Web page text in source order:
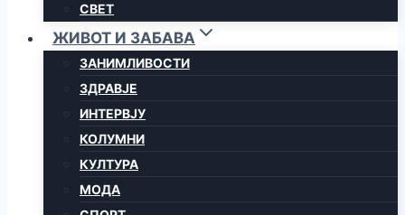
СВЕТ
ЖИВОТ И ЗАБАВА
ЗАНИМЛИВОСТИ
ЗДРАВЈЕ
ИНТЕРВЈУ
КОЛУМНИ
КУЛТУРА
МОДА